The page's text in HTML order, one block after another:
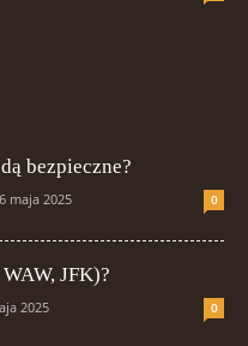
bezpieczne?
6 maja 2025 0
JFK)?
2025 0